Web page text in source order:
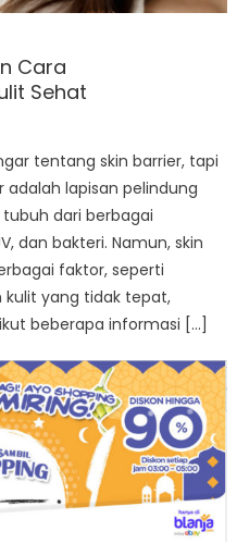
Cara
Sehat
tentang skin barrier, tapi
adalah lapisan pelindung
dari berbagai
dan bakteri. Namun, skin
faktor, seperti
yang tidak tepat,
beberapa informasi […]